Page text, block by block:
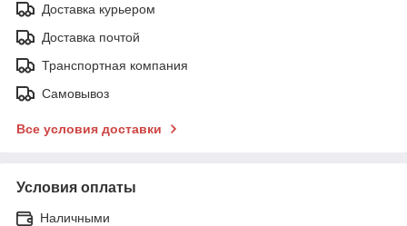
Доставка курьером
Доставка почтой
Транспортная компания
Самовывоз
Все условия доставки
Условия оплаты
Наличными